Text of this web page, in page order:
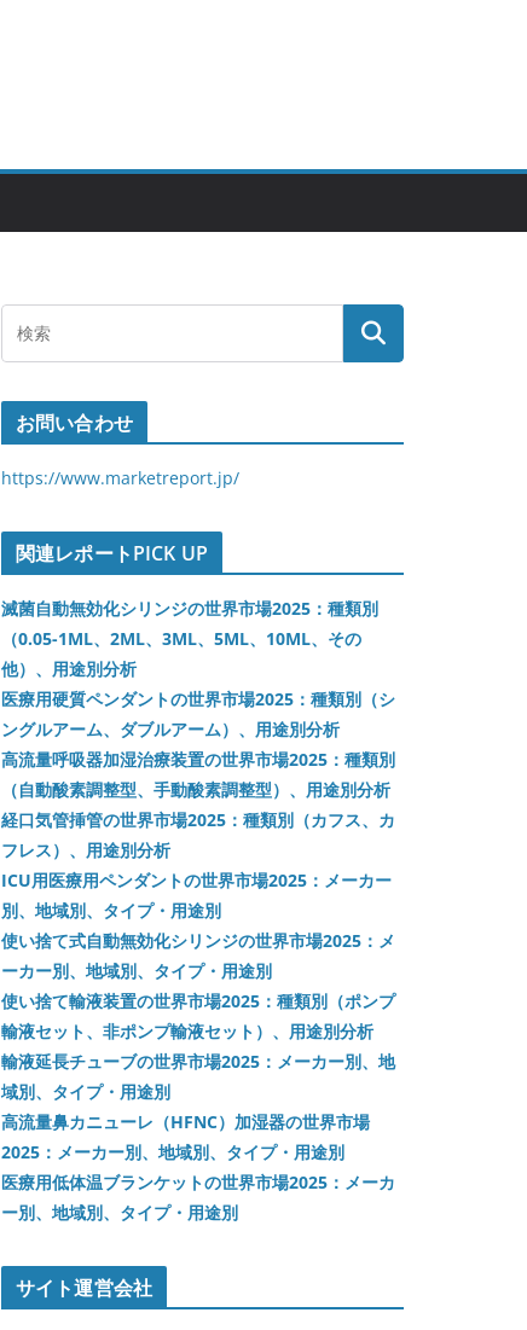
お問い合わせ
https://www.marketreport.jp/
関連レポートPICK UP
滅菌自動無効化シリンジの世界市場2025：種類別
（0.05-1ML、2ML、3ML、5ML、10ML、その
他）、用途別分析
医療用硬質ペンダントの世界市場2025：種類別（シ
ングルアーム、ダブルアーム）、用途別分析
高流量呼吸器加湿治療装置の世界市場2025：種類別
（自動酸素調整型、手動酸素調整型）、用途別分析
経口気管挿管の世界市場2025：種類別（カフス、カ
フレス）、用途別分析
ICU用医療用ペンダントの世界市場2025：メーカー
別、地域別、タイプ・用途別
使い捨て式自動無効化シリンジの世界市場2025：メ
ーカー別、地域別、タイプ・用途別
使い捨て輸液装置の世界市場2025：種類別（ポンプ
輸液セット、非ポンプ輸液セット）、用途別分析
輸液延長チューブの世界市場2025：メーカー別、地
域別、タイプ・用途別
高流量鼻カニューレ（HFNC）加湿器の世界市場
2025：メーカー別、地域別、タイプ・用途別
医療用低体温ブランケットの世界市場2025：メーカ
ー別、地域別、タイプ・用途別
サイト運営会社